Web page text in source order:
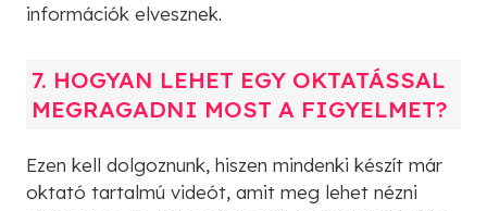
információk elvesznek.
7. HOGYAN LEHET EGY OKTATÁSSAL
MEGRAGADNI MOST A FIGYELMET?
Ezen kell dolgoznunk, hiszen mindenki készít már
oktató tartalmú videót, amit meg lehet nézni